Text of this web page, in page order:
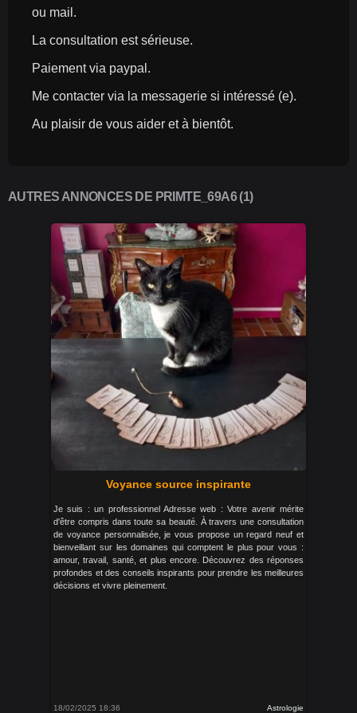
ou mail.
La consultation est sérieuse.
Paiement via paypal.
Me contacter via la messagerie si intéressé (e).
Au plaisir de vous aider et à bientôt.
AUTRES ANNONCES DE PRIMTE_69A6 (1)
Voyance source inspirante
Je suis : un professionnel Adresse web : Votre avenir mérite
d'être compris dans toute sa beauté. À travers une consultation
de voyance personnalisée, je vous propose un regard neuf et
bienveillant sur les domaines qui comptent le plus pour vous :
amour, travail, santé, et plus encore. Découvrez des réponses
profondes et des conseils inspirants pour prendre les meilleures
décisions et vivre pleinement.
18/02/2025 18:36 Astrologie